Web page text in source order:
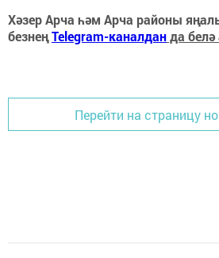
Хәзер Арча һәм Арча районы
безнеңTelegram-каналданда
Перейти на страницу